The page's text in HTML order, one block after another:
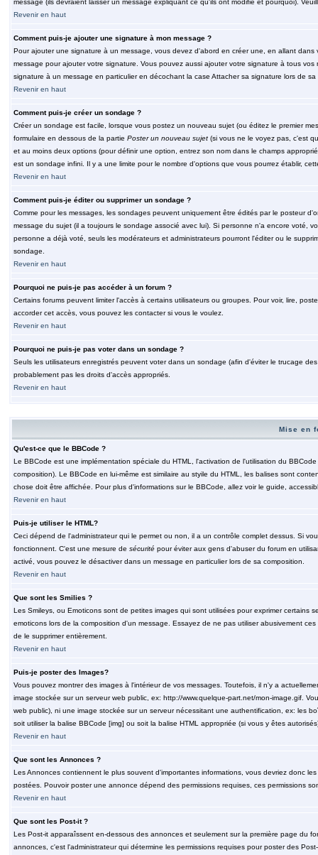
message (ils devraient laisser un message expliquant ce qu'ils ont modifié et pourquoi).
Revenir en haut
Comment puis-je ajouter une signature à mon message ?
Pour ajouter une signature à un message, vous devez d'abord en créer une, en allant
message pour ajouter votre signature. Vous pouvez aussi ajouter votre signature à tous
signature à un message en particulier en décochant la case Attacher sa signature lors de sa
Revenir en haut
Comment puis-je créer un sondage ?
Créer un sondage est facile, lorsque vous postez un nouveau sujet (ou éditez le premier
formulaire en dessous de la partie Poster un nouveau sujet(si vous ne le voyez pas, c'est
et au moins deux options (pour définir une option, entrez son nom dans le champs
est un sondage infini. Il y a une limite pour le nombre d'options que vous pourrez établir,
Revenir en haut
Comment puis-je éditer ou supprimer un sondage ?
Comme pour les messages, les sondages peuvent uniquement être édités par le posteur
message du sujet (il a toujours le sondage associé avec lui). Si personne n'a encore voté,
personne a déjà voté, seuls les modérateurs et administrateurs pourront l'éditer ou le
sondage.
Revenir en haut
Pourquoi ne puis-je pas accéder à un forum ?
Certains forums peuvent limiter l'accès à certains utilisateurs ou groupes. Pour voir, lire,
accorder cet accès, vous pouvez les contacter si vous le voulez.
Revenir en haut
Pourquoi ne puis-je pas voter dans un sondage ?
Seuls les utilisateurs enregistrés peuvent voter dans un sondage (afin d'éviter le trucage
probablement pas les droits d'accès appropriés.
Revenir en haut
Mise en
Qu'est-ce que le BBCode ?
Le BBCode est une implémentation spéciale du HTML, l'activation de l'utilisation du
composition). Le BBCode en lui-même est similaire au styile du HTML, les balises sont
chose doit être affichée. Pour plus d'informations sur le BBCode, allez voir le guide,
Revenir en haut
Puis-je utiliser le HTML?
Ceci dépend de l'administrateur qui le permet ou non, il a un contrôle complet dessus. Si
fonctionnent. C'est une mesure de sécuritépour éviter aux gens d'abuser du forum en
activé, vous pouvez le désactiver dans un message en particulier lors de sa composition.
Revenir en haut
Que sont les Smilies ?
Les Smileys, ou Emoticons sont de petites images qui sont utilisées pour exprimer certains
emoticons lors de la composition d'un message. Essayez de ne pas utiliser abusivement
de le supprimer entièrement.
Revenir en haut
Puis-je poster des Images?
Vous pouvez montrer des images à l'intérieur de vos messages. Toutefois, il n'y a
image stockée sur un serveur web public, ex: http://www.quelque-part.net/mon-image.gif.
web public), ni une image stockée sur un serveur nécessitant une authentification, ex: les
soit utiliser la balise BBCode [img] ou soit la balise HTML appropriée (si vous y êtes
Revenir en haut
Que sont les Annonces ?
Les Annonces contiennent le plus souvent d'importantes informations, vous devriez donc
postées. Pouvoir poster une annonce dépend des permissions requises, ces permissions
Revenir en haut
Que sont les Post-it ?
Les Post-it apparaîssent en-dessous des annonces et seulement sur la première page du
annonces, c'est l'administrateur qui détermine les permissions requises pour poster des